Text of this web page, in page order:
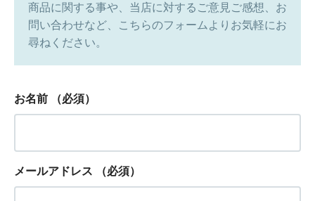
商品に関する事や、当店に対するご意見ご感想、お
問い合わせなど、こちらのフォームよりお気軽にお
尋ねください。
お名前 （必須）
メールアドレス （必須）